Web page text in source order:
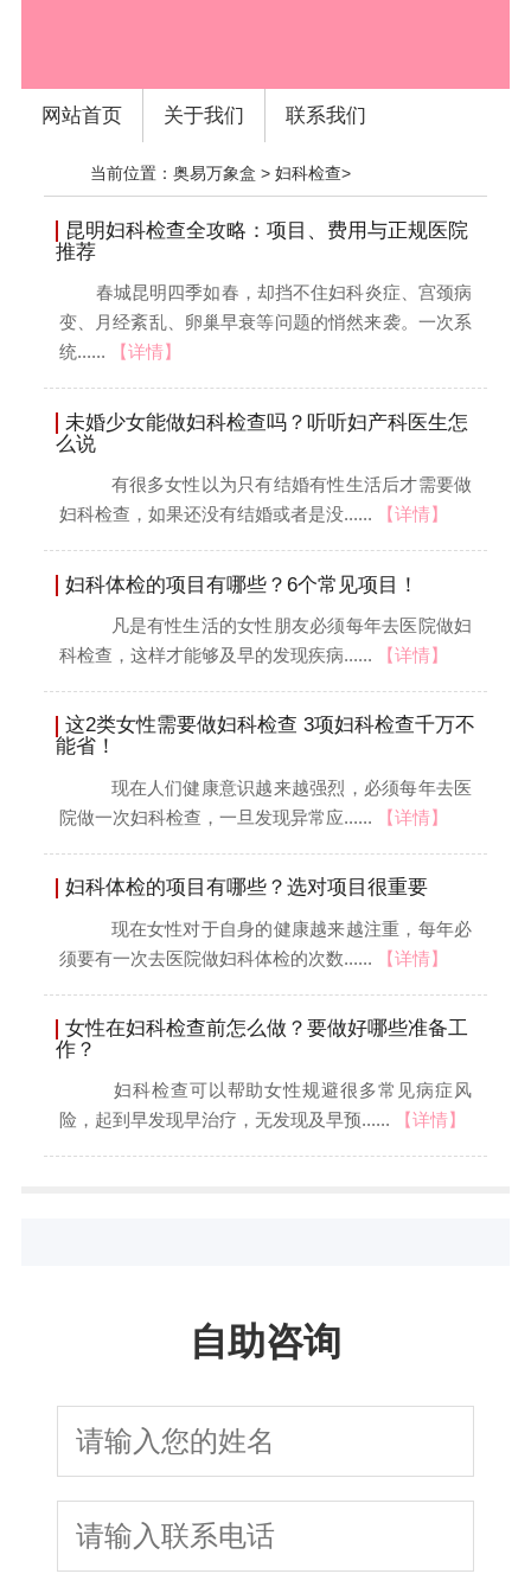
网站首页 关于我们 联系我们
当前位置：奥易万象盒 >妇科检查>
昆明妇科检查全攻略：项目、费用与正规医院
推荐
春城昆明四季如春，却挡不住妇科炎症、宫颈病
变、月经紊乱、卵巢早衰等问题的悄然来袭。一次系
统......
【详情】
未婚少女能做妇科检查吗？听听妇产科医生怎
么说
有很多女性以为只有结婚有性生活后才需要做
妇科检查，如果还没有结婚或者是没......
【详情】
妇科体检的项目有哪些？6个常见项目！
凡是有性生活的女性朋友必须每年去医院做妇
科检查，这样才能够及早的发现疾病......
【详情】
这2类女性需要做妇科检查 3项妇科检查千万不
能省！
现在人们健康意识越来越强烈，必须每年去医
院做一次妇科检查，一旦发现异常应......
【详情】
妇科体检的项目有哪些？选对项目很重要
现在女性对于自身的健康越来越注重，每年必
须要有一次去医院做妇科体检的次数......
【详情】
女性在妇科检查前怎么做？要做好哪些准备工
作？
妇科检查可以帮助女性规避很多常见病症风
险，起到早发现早治疗，无发现及早预......
【详情】
自助咨询